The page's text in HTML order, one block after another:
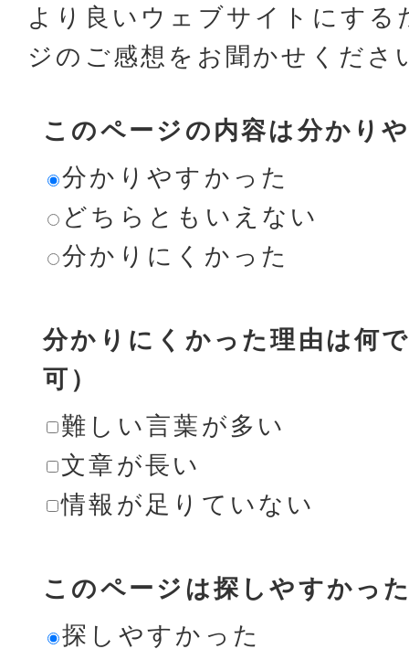
より良いウェブサイトにする
ジのご感想をお聞かせくださ
このページの内容は分かり
分かりやすかった
どちらともいえない
分かりにくかった
分かりにくかった理由は何
可）
難しい言葉が多い
文章が長い
情報が足りていない
このページは探しやすかっ
探しやすかった